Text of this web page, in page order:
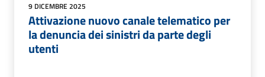
9 DICEMBRE 2025
Attivazione nuovo canale telematico per
la denuncia dei sinistri da parte degli
utenti